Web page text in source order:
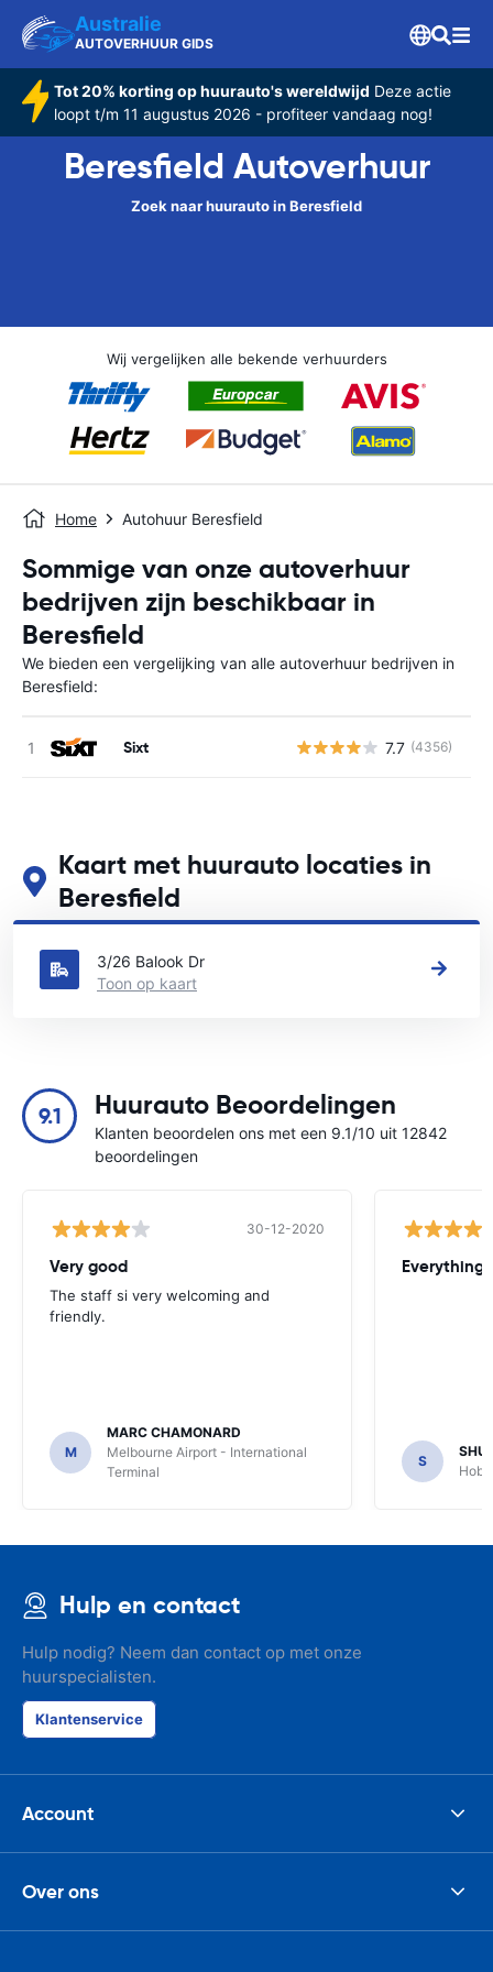
Australie
AUTOVERHUUR GIDS
Tot 20% korting op huurauto's wereldwijd Deze actie
loopt t/m 11 augustus 2026 - profiteer vandaag nog!
Beresfield Autoverhuur
Zoek naar huurauto in Beresfield
Wij vergelijken alle bekende verhuurders
Home Autohuur Beresfield
Sommige van onze autoverhuur
bedrijven zijn beschikbaar in
Beresfield
We bieden een vergelijking van alle autoverhuur bedrijven in
Beresfield:
Sixt 7.7 (4356)
Kaart met huurauto locaties in
Beresfield
Zie onze belangrijkste autoverhuur locaties in Beresfield
3/26 Balook Dr
Toon op kaart
9.1 Huurauto Beoordelingen
Klanten beoordelen ons met een 9.1/10 uit 12842
beoordelingen
30-12-2020
Very good
The staff si very welcoming and
friendly.
M
MARC CHAMONARD
Melbourne Airport - International
Terminal
Everything
S
Hulp en contact
Hulp nodig? Neem dan contact op met onze
huurspecialisten.
Klantenservice
Account
Over ons